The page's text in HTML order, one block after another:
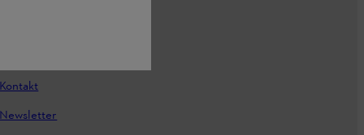
Kontakt
Newsletter